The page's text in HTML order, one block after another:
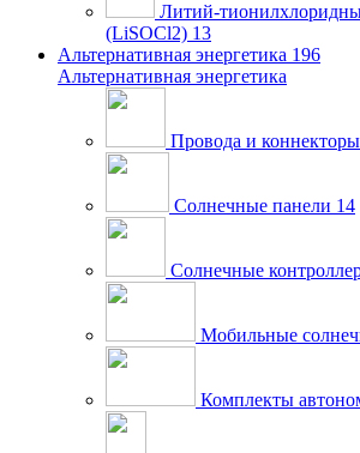
Литий-
(LiSOCl2) 13
Альтернативная энергетика 196
Альтернативная энергетика
Провода и коннекторы
Солнечные панели 14
Солнечные
Мобильные
Комплекты